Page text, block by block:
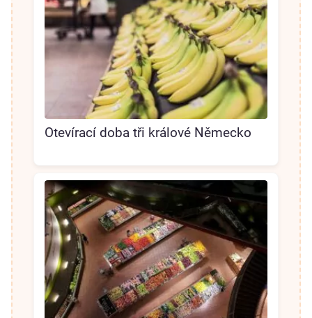
Otevírací doba tři králové Německo